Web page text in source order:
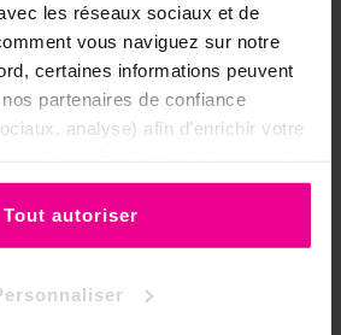
les réseaux sociaux et de
vous naviguez sur notre
certaines informations peuvent
partenaires de confiance
analyse) afin d’enrichir votre
Tout autoriser
dans la même
catégorie: